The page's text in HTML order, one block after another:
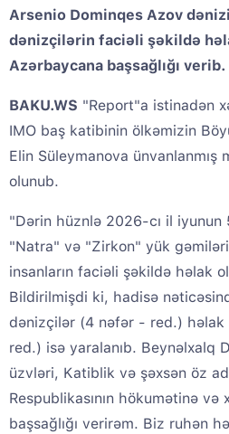
Arsenio Dominqes Azov
dənizçilərin faciəli şəkildə
Azərbaycana başsağlığı verib.
BAKU.WS "Report"a istinadən
IMO baş katibinin ölkəmizin
Elin Süleymanova ünvanlanmış
olunub.
"Dərin hüznlə 2026-cı il
"Natra" və "Zirkon" yük
insanların faciəli şəkildə həlak
Bildirilmişdi ki, hadisə
dənizçilər (4 nəfər - red.)
red.) isə yaralanıb. Beynəlxalq
üzvləri, Katiblik və şəxsən öz
Respublikasının hökumətinə və
başsağlığı verirəm. Biz ruhən